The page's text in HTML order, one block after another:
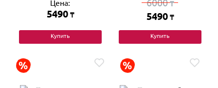
Цена:
5490 ₸
Купить
6000₸
5490 ₸
Купить